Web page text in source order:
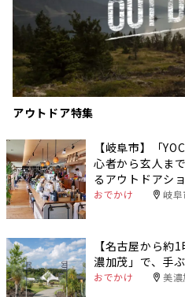
アウトドア特集
【岐阜市】「
心者から玄人ま
るアウトドアシ
おでかけ 岐阜
【名古屋から約
濃加茂」で、手
おでかけ 美